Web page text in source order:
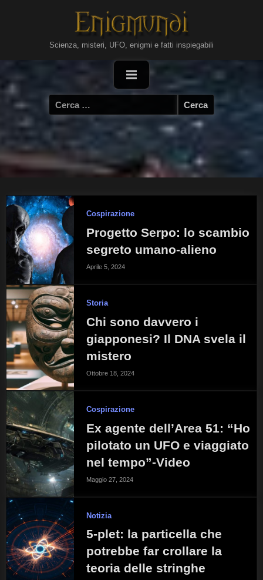
Scienza, misteri, UFO, enigmi e fatti inspiegabili
Ricerca
per:
Cospirazione
Progetto Serpo: lo scambio
segreto umano-alieno
Aprile 5, 2024
Storia
Chi sono davvero i
giapponesi? Il DNA svela il
mistero
Ottobre 18, 2024
Cospirazione
Ex agente dell’Area 51: “Ho
pilotato un UFO e viaggiato
nel tempo”-Video
Maggio 27, 2024
Notizia
5-plet: la particella che
potrebbe far crollare la
teoria delle stringhe